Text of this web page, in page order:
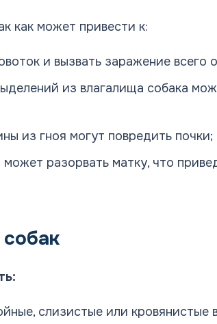
как может привести к:
и вызвать заражение всего
из влагалища собака
из гноя могут повредить почки;
разорвать матку, что
слизистые или кровянистые